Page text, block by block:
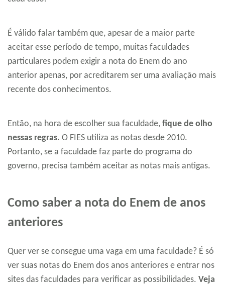
É válido falar também que, apesar de a maior parte
aceitar esse período de tempo, muitas faculdades
particulares podem exigir a nota do Enem do ano
anterior apenas, por acreditarem ser uma avaliação mais
recente dos conhecimentos.
Então, na hora de escolher sua faculdade, fique de olho
nessas regras. O FIES utiliza as notas desde 2010.
Portanto, se a faculdade faz parte do programa do
governo, precisa também aceitar as notas mais antigas.
Como saber a nota do Enem de anos
anteriores
Quer ver se consegue uma vaga em uma faculdade? É só
ver suas notas do Enem dos anos anteriores e entrar nos
sites das faculdades para verificar as possibilidades. Veja